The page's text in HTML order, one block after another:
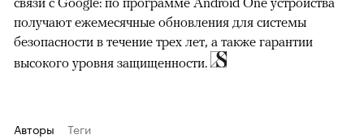
получают ежемесячные обновления для системы
безопасности в течение трех лет, а также гарантии
высокого уровня защищенности.
Авторы Теги